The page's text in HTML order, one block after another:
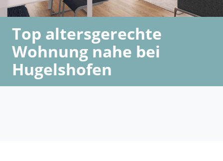
Top altersgerechte
Wohnung nahe bei
Hugelshofen